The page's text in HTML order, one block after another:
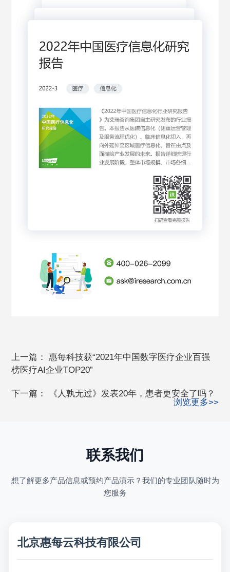
上一篇：惠每科技获“2021年中国数字医疗企业百强
榜医疗AI企业TOP20”
下一篇：
《人孰无过》发表20年，患者更安全了吗？
浏览更多>>
联系我们
想了解更多产品信息或预约产品演示？我们的专业团队随时为
您服务
北京惠每云科技有限公司